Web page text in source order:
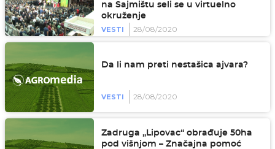
na Sajmištu seli se u virtuelno
okruženje
VESTI
28/08/2020
Da li nam preti nestašica ajvara?
VESTI 28/08/2020
Zadruga „Lipovac“ obrađuje 50ha
pod višnjom – Značajna pomoć